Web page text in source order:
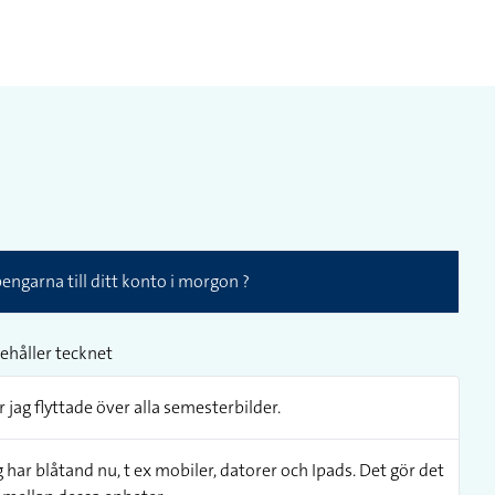
till ditt konto i morgon ?
tecknet
jag flyttade över alla semesterbilder.
blåtand nu, t ex mobiler, datorer och Ipads. Det gör det